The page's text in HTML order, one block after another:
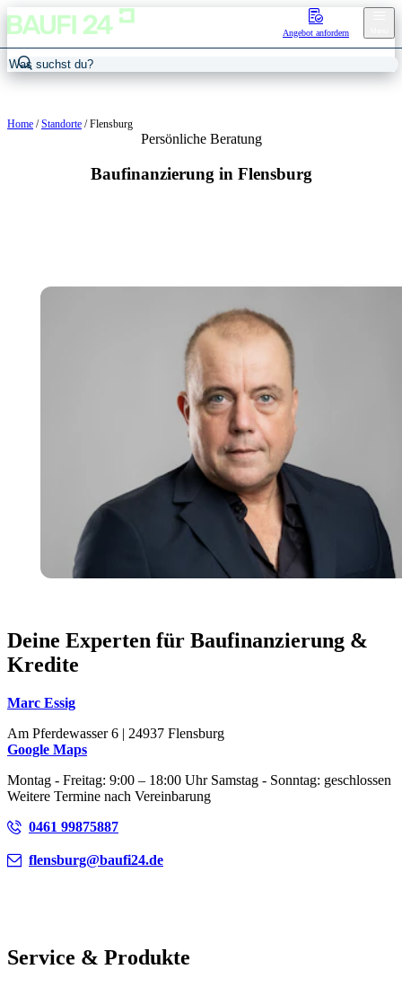
Angebot anfordern
Home /Standorte /Flensburg
Persönliche Beratung
Baufinanzierung in Flensburg
Deine Experten für Baufinanzierung &
Kredite
Marc Essig
Am Pferdewasser 6 | 24937 Flensburg
Google Maps
Montag - Freitag: 9:00 – 18:00 Uhr Samstag - Sonntag: geschlossen
Weitere Termine nach Vereinbarung
0461 99875887
flensburg@baufi24.de
Service & Produkte